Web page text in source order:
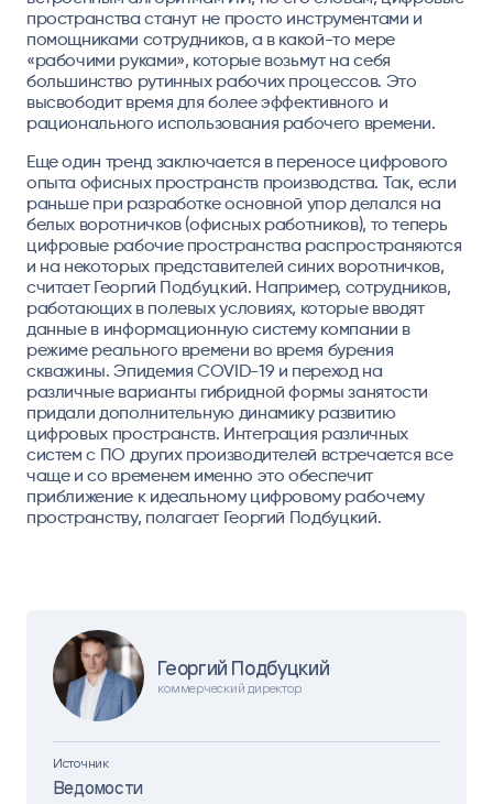
Георгий Подбуцкий
коммерческий директор
Источник
Ведомости
пространства станут не просто инструментами и
помощниками сотрудников, а в какой-то мере
«рабочими руками», которые возьмут на себя
большинство рутинных рабочих процессов. Это
высвободит время для более эффективного и
рационального использования рабочего времени.
Еще один тренд заключается в переносе цифрового
опыта офисных пространств производства. Так, если
раньше при разработке основной упор делался на
белых воротничков (офисных работников), то теперь
цифровые рабочие пространства распространяются
и на некоторых представителей синих воротничков,
считает Георгий Подбуцкий. Например, сотрудников,
работающих в полевых условиях, которые вводят
данные в информационную систему компании в
режиме реального времени во время бурения
скважины. Эпидемия COVID-19 и переход на
различные варианты гибридной формы занятости
придали дополнительную динамику развитию
цифровых пространств. Интеграция различных
систем с ПО других производителей встречается все
чаще и со временем именно это обеспечит
приближение к идеальному цифровому рабочему
пространству, полагает Георгий Подбуцкий.